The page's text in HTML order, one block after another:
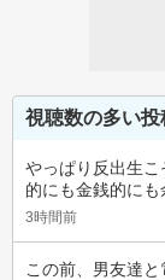
視聴数の多い投
やっぱり反出生
的にも金銭的にも
3時間前
この前、男友達